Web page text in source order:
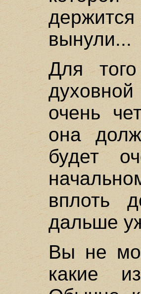
держится
вынули...
Для
очень
она
будет
вплоть
дальше
Вы не
какие